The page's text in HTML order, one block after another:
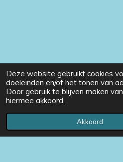
Deze website gebruikt cookies
doeleinden en/of het tonen van
Door gebruik te blijven maken
hiermee akkoord.
Akkoord
Telefoonnummer